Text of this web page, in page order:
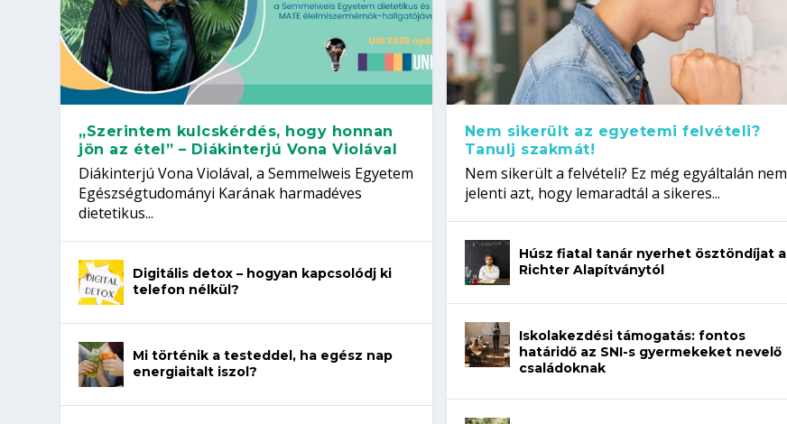
„Szerintem kulcskérdés, hogy honnan
jön az étel” – Diákinterjú Vona Violával
Diákinterjú Vona Violával, a Semmelweis Egyetem
Egészségtudományi Karának harmadéves
dietetikus...
Digitális detox – hogyan kapcsolódj ki
telefon nélkül?
Mi történik a testeddel, ha egész nap
energiaitalt iszol?
Nem sikerült az egyetemi felvételi?
Tanulj szakmát!
Nem sikerült a felvételi? Ez még egyáltalán nem
jelenti azt, hogy lemaradtál a sikeres...
Húsz fiatal tanár nyerhet ösztöndíjat a
Richter Alapítványtól
Iskolakezdési támogatás: fontos
határidő az SNI-s gyermekeket nevelő
családoknak